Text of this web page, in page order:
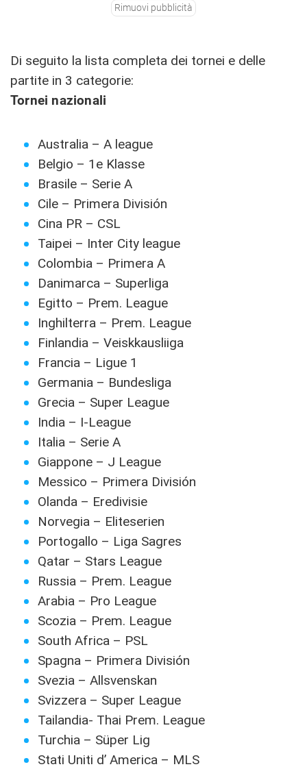
Rimuovi pubblicità
Di seguito la lista completa dei tornei e delle
partite in 3 categorie:
Tornei nazionali
Australia – A league
Belgio – 1e Klasse
Brasile – Serie A
Cile – Primera División
Cina PR – CSL
Taipei – Inter City league
Colombia – Primera A
Danimarca – Superliga
Egitto – Prem. League
Inghilterra – Prem. League
Finlandia – Veiskkausliiga
Francia – Ligue 1
Germania – Bundesliga
Grecia – Super League
India – I-League
Italia – Serie A
Giappone – J League
Messico – Primera División
Olanda – Eredivisie
Norvegia – Eliteserien
Portogallo – Liga Sagres
Qatar – Stars League
Russia – Prem. League
Arabia – Pro League
Scozia – Prem. League
South Africa – PSL
Spagna – Primera División
Svezia – Allsvenskan
Svizzera – Super League
Tailandia- Thai Prem. League
Turchia – Süper Lig
Stati Uniti d’ America – MLS